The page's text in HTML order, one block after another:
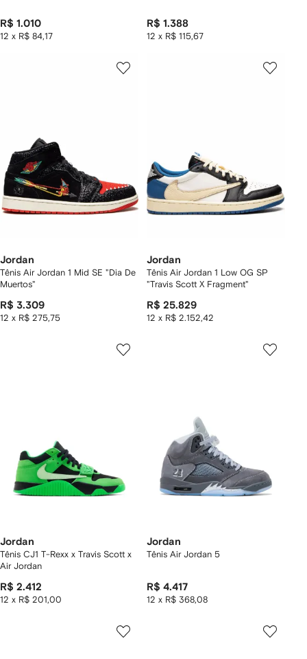
R$ 1.010
12 x R$ 84,17
R$ 1.388
12 x R$ 115,67
Jordan
Tênis Air Jordan 1 Mid SE "Dia De
Muertos"
R$ 3.309
12 x R$ 275,75
Jordan
Tênis Air Jordan 1 Low OG SP
"Travis Scott X Fragment"
R$ 25.829
12 x R$ 2.152,42
Jordan
Tênis CJ1 T-Rexx x Travis Scott x
Air Jordan
R$ 2.412
12 x R$ 201,00
Jordan
Tênis Air Jordan 5
R$ 4.417
12 x R$ 368,08